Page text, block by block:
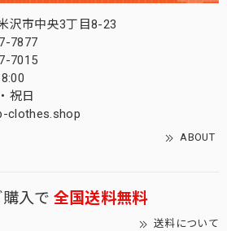
沢市中央3丁目8-23
7877
7015
祝日
clothes.shop
ABOUT
入で 全国送料無料
送料について